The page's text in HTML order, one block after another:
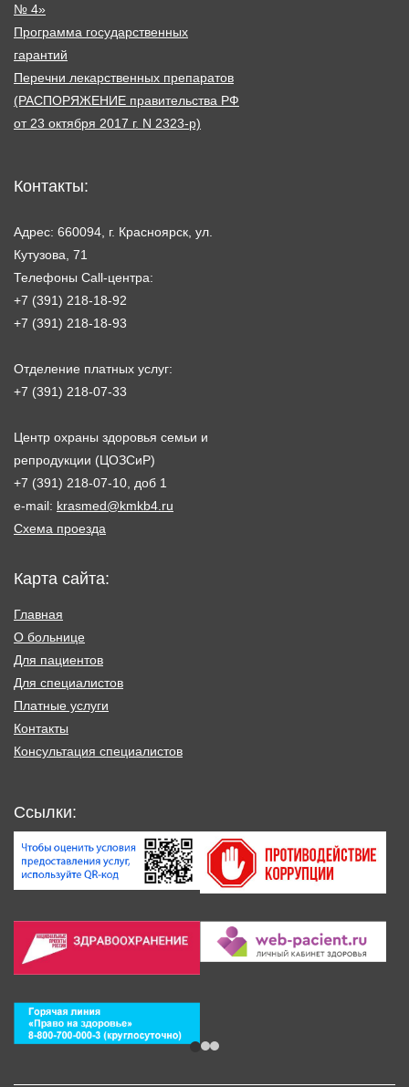
№ 4»
Программа государственных
гарантий
Перечни лекарственных препаратов
(РАСПОРЯЖЕНИЕ правительства РФ
от 23 октября 2017 г. N 2323-р)
Контакты:
Адрес: 660094, г. Красноярск, ул.
Кутузова, 71
Телефоны Call-центра:
+7 (391) 218-18-92
+7 (391) 218-18-93
Отделение платных услуг:
+7 (391) 218-07-33
Центр охраны здоровья семьи и
репродукции (ЦОЗСиР)
+7 (391) 218-07-10, доб 1
e-mail: krasmed@kmkb4.ru
Схема проезда
Карта сайта:
Главная
О больнице
Для пациентов
Для специалистов
Платные услуги
Контакты
Консультация специалистов
Ссылки: